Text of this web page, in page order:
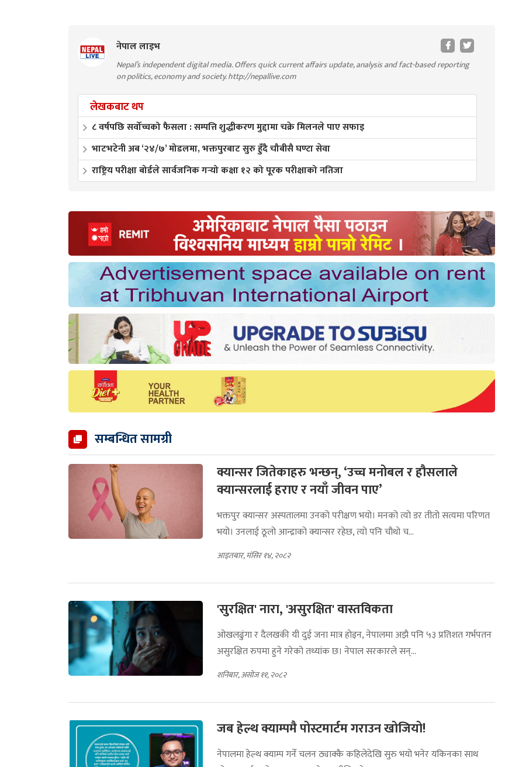
नेपाल लाइभ
Nepal’s independent digital media. Offers quick current affairs update, analysis and fact-based reporting
on politics, economy and society. http://nepallive.com
लेखकबाट थप
८ वर्षपछि सर्वोच्चको फैसला : सम्पत्ति शुद्धीकरण मुद्दामा चक्रे मिलनले पाए सफाइ
भाटभटेनी अब ‘२४/७’ मोडलमा, भक्तपुरबाट सुरु हुँदै चौबीसै घण्टा सेवा
राष्ट्रिय परीक्षा बोर्डले सार्वजनिक गर्‍यो कक्षा १२ को पूरक परीक्षाको नतिजा
सम्बन्धित सामग्री
क्यान्सर जितेकाहरु भन्छन्, ‘उच्च मनोबल र हौसलाले
क्यान्सरलाई हराए र नयाँ जीवन पाए’
भक्तपुर क्यान्सर अस्पतालमा उनको परीक्षण भयो। मनको त्यो डर तीतो सत्यमा परिणत
भयो। उनलाई ठूलो आन्द्राको क्यान्सर रहेछ, त्यो पनि चौथो च...
आइतबार, मंसिर १४, २०८२
'सुरक्षित' नारा, 'असुरक्षित' वास्तविकता
ओखलढुंगा र दैलखकी यी दुई जना मात्र होइन, नेपालमा अझै पनि ५३ प्रतिशत गर्भपतन
असुरक्षित रुपमा हुने गरेको तथ्यांक छ। नेपाल सरकारले सन्...
शनिबार, असोज ११, २०८२
जब हेल्थ क्याम्पमै पोस्टमार्टम गराउन खोजियो!
नेपालमा हेल्थ क्याम्प गर्ने चलन ठ्याक्कै कहिलेदेखि सुरु भयो भनेर यकिनका साथ